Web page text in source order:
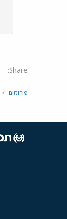
Share:
פורומים